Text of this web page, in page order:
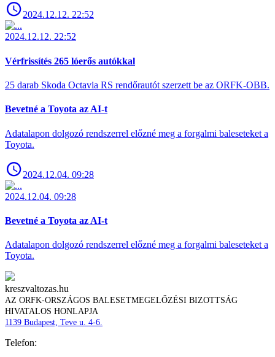
2024.12.12. 22:52
2024.12.12. 22:52
Vérfrissítés 265 lóerős autókkal
25 darab Skoda Octavia RS rendőrautót szerzett be az ORFK-OBB.
Bevetné a Toyota az AI-t
Adatalapon dolgozó rendszerrel előzné meg a forgalmi baleseteket a
Toyota.
2024.12.04. 09:28
2024.12.04. 09:28
Bevetné a Toyota az AI-t
Adatalapon dolgozó rendszerrel előzné meg a forgalmi baleseteket a
Toyota.
kreszvaltozas.hu
AZ ORFK-ORSZÁGOS BALESETMEGELŐZÉSI BIZOTTSÁG
HIVATALOS HONLAPJA
1139 Budapest, Teve u. 4-6.
Telefon: